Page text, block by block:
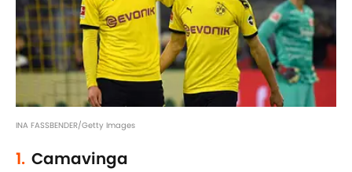
INA FASSBENDER/Getty Images
1. Camavinga